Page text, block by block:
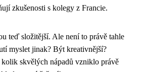
zkušenosti s kolegy z Francie.
teď složitější. Ale není to právě tahle
myslet jinak? Být kreativnější?
skvělých nápadů vzniklo právě